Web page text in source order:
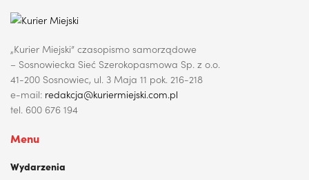
„Kurier Miejski” czasopismo samorządowe
– Sosnowiecka Sieć Szerokopasmowa Sp. z o.o.
41-200 Sosnowiec, ul. 3 Maja 11 pok. 216-218
e-mail: redakcja@kuriermiejski.com.pl
tel. 600 676 194
Menu
Wydarzenia